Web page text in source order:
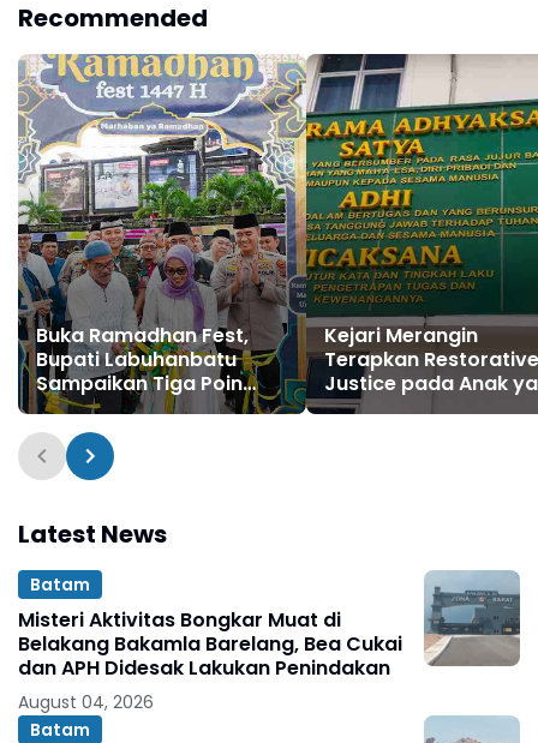
IX-X
Recommended
Buka Ramadhan Fest,
Bupati Labuhanbatu
Sampaikan Tiga Poin
Penting
Kejari Merangin
Terapkan Restorative
Justice pada Anak
Terlibat Perkara
Latest News
Batam
Misteri Aktivitas Bongkar Muat di
Belakang Bakamla Barelang, Bea Cukai
dan APH Didesak Lakukan Penindakan
August 04, 2026
Batam